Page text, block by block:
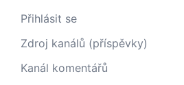
Přihlásit se
Zdroj kanálů (příspěvky)
Kanál komentářů